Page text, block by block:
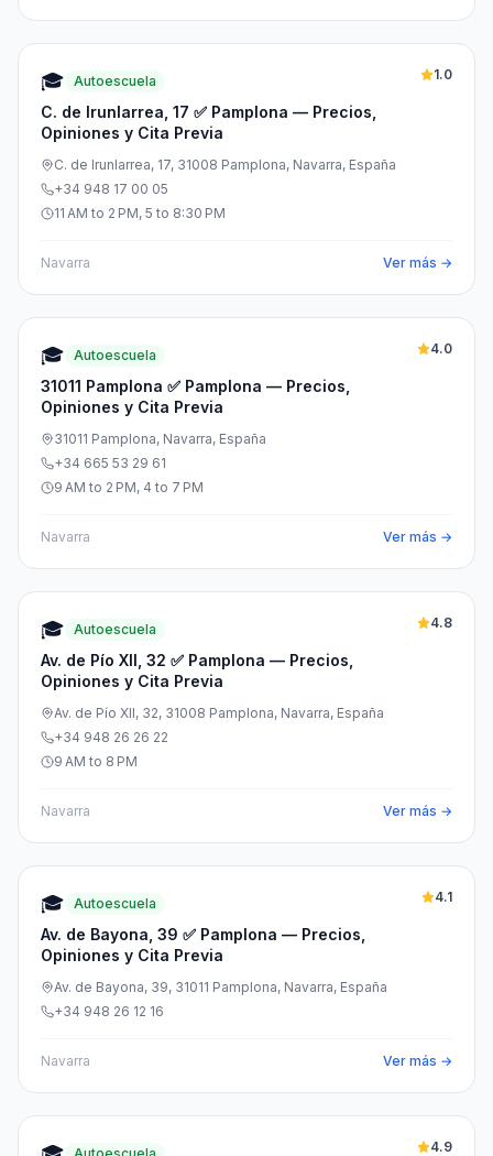
🎓 Autoescuela
C. de Irunlarrea, 17 ✅ Pamplona — Precios,
Opiniones y Cita Previa
1.0
C. de Irunlarrea, 17, 31008 Pamplona, Navarra, España
+34 948 17 00 05
11 AM to 2 PM, 5 to 8:30 PM
Navarra Ver más →
🎓 Autoescuela
31011 Pamplona ✅ Pamplona — Precios,
Opiniones y Cita Previa
4.0
31011 Pamplona, Navarra, España
+34 665 53 29 61
9 AM to 2 PM, 4 to 7 PM
Navarra Ver más →
🎓 Autoescuela
Av. de Pío XII, 32 ✅ Pamplona — Precios,
Opiniones y Cita Previa
4.8
Av. de Pío XII, 32, 31008 Pamplona, Navarra, España
+34 948 26 26 22
9 AM to 8 PM
Navarra Ver más →
🎓 Autoescuela
Av. de Bayona, 39 ✅ Pamplona — Precios,
Opiniones y Cita Previa
4.1
Av. de Bayona, 39, 31011 Pamplona, Navarra, España
+34 948 26 12 16
Navarra Ver más →
4.9